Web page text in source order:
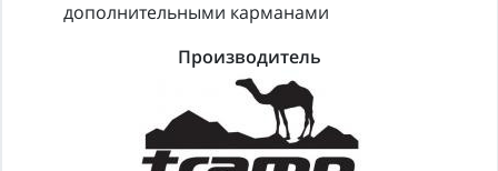
дополнительными карманами
Производитель